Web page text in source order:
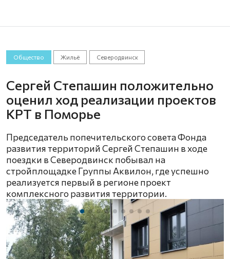
Общество Жильё Северодвинск
Сергей Степашин положительно
оценил ход реализации проектов
КРТ в Поморье
Председатель попечительского совета Фонда
развития территорий Сергей Степашин в ходе
поездки в Северодвинск побывал на
стройплощадке Группы Аквилон, где успешно
реализуется первый в регионе проект
комплексного развития территории.